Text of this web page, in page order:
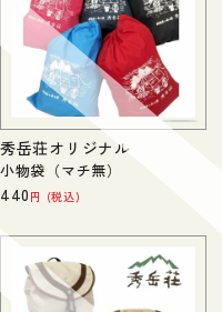
秀岳荘オリジナル
小物袋（マチ無）
440 税込